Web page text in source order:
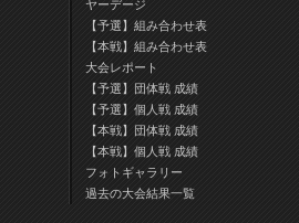
ヤーデージ
【予選】組み合わせ表
【本戦】組み合わせ表
大会レポート
【予選】団体戦 成績
【予選】個人戦 成績
【本戦】団体戦 成績
【本戦】個人戦 成績
フォトギャラリー
過去の大会結果一覧